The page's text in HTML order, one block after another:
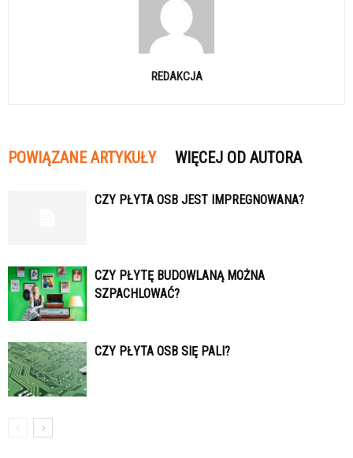
REDAKCJA
POWIĄZANE ARTYKUŁY WIĘCEJ OD AUTORA
CZY PŁYTA OSB JEST IMPREGNOWANA?
CZY PŁYTĘ BUDOWLANĄ MOŻNA
SZPACHLOWAĆ?
CZY PŁYTA OSB SIĘ PALI?